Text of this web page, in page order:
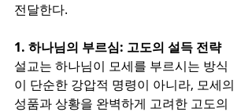
전달한다.
1. 하나님의 부르심: 고도의 설득 전략
설교는 하나님이 모세를 부르시는 방식
이 단순한 강압적 명령이 아니라, 모세의
성품과 상황을 완벽하게 고려한 고도의